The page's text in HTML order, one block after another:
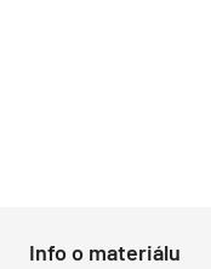
Info o materiálu